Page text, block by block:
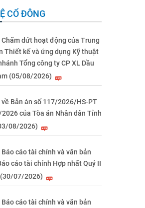
CỔ ĐÔNG
Chấm dứt hoạt động của Trung
Thiết kế và ứng dụng Kỹ thuật
Tổng công ty CP XL Dầu
(05/08/2026)
về Bản án số 117/2026/HS-PT
của Tòa án Nhân dân Tỉnh
08/2026)
Báo cáo tài chính và văn bản
cáo tài chính Hợp nhất Quý II
07/2026)
Báo cáo tài chính và văn bản